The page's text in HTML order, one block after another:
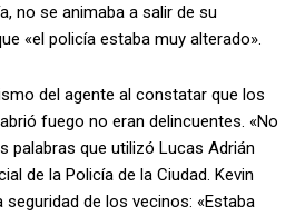
no se animaba a salir de su
«el policía estaba muy alterado».
del agente al constatar que los
fuego no eran delincuentes. «No
palabras que utilizó Lucas Adrián
de la Policía de la Ciudad. Kevin
de los vecinos: «Estaba